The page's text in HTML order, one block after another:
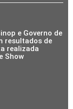
e Governo de
resultados de
realizada
Show